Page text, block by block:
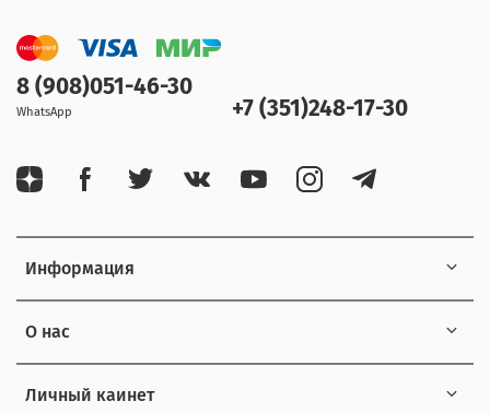
Информация
О нас
Личный каинет
8 (908)051-46-30
WhatsApp +7 (351)248-17-30